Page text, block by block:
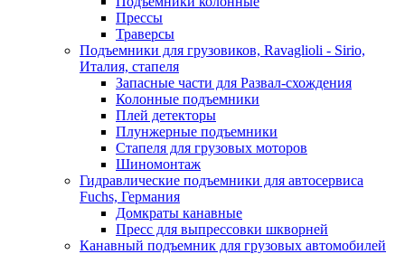
Прессы
Траверсы
Подъемники для грузовиков, Ravaglioli - Sirio,
Италия, стапеля
Запасные части для Развал-схождения
Колонные подъемники
Плей детекторы
Плунжерные подъемники
Стапеля для грузовых моторов
Шиномонтаж
Гидравлические подъемники для автосервиса
Fuchs, Германия
Домкраты канавные
Пресс для выпрессовки шкворней
Канавный подъемник для грузовых автомобилей